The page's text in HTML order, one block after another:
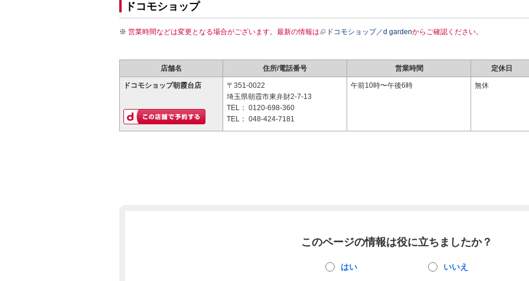
ドコモショップ
営業時間などは変更となる場合がございます。最新の情報は ドコモショップ／d gardenからご確認ください。
店舗名 住所/電話番号 営業時間 定休日
ドコモショップ朝霞台店
〒351-0022
埼玉県朝霞市東弁財2-7-13
TEL： 0120-698-360
TEL： 048-424-7181
午前10時〜午後6時 無休
このページの情報は役に立ちましたか？
はい いいえ